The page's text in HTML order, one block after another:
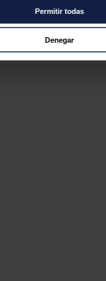
analizándolo activamente
cómo se procesan sus
datos. Puede cambiar o
cookies.
usan para personalizar el
el tráfico. Además,
nuestros partners de redes
otra información que les
Permitir todas
Denegar